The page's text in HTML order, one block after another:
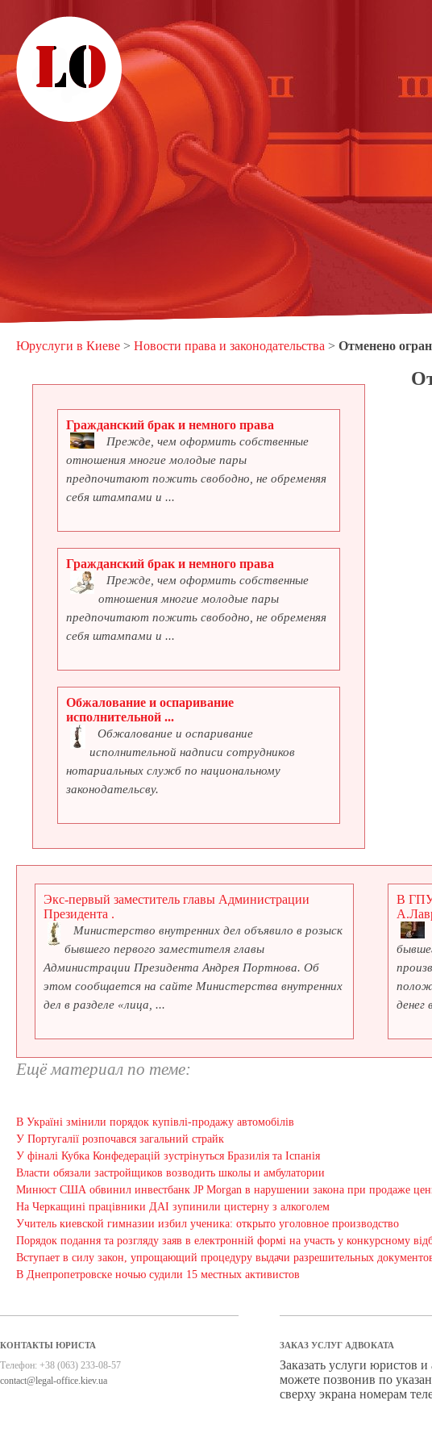
Юруслуги в Киеве > Новости права и законодательства > Отменено
Гражданский брак и немного права
Прежде, чем оформить собственные
отношения многие молодые пары
предпочитают пожить свободно, не обременяя
себя штампами и ...
Гражданский брак и немного права
Прежде, чем оформить собственные
отношения многие молодые пары
предпочитают пожить свободно, не обременяя
себя штампами и ...
Обжалование и оспаривание
исполнительной ...
Обжалование и оспаривание
исполнительной надписи сотрудников
нотариальных служб по национальному
законодательсву.
Экс-первый заместитель главы Администрации
Президента .
Министерство внутренних дел объявило в розыск
бывшего первого заместителя главы
Администрации Президента Андрея Портнова. Об
этом сообщается на сайте Министерства внутренних
дел в разделе «лица, ...
В ГПУ
денег
Ещё материал по теме:
В Україні змінили порядок купівлі-продажу автомобілів
У Португалії розпочався загальний страйк
У фіналі Кубка Конфедерацій зустрінуться Бразилія та Іспанія
Власти обязали застройщиков возводить школы и амбулатории
Минюст США обвинил инвестбанк JP Morgan в нарушении закона при продаже
На Черкащині працівники ДАІ зупинили цистерну з алкоголем
Учитель киевской гимназии избил ученика: открыто уголовное производство
Порядок подання та розгляду заяв в електронній формі на участь у конкурсному
Вступает в силу закон, упрощающий процедуру выдачи разрешительных
В Днепропетровске ночью судили 15 местных активистов
КОНТАКТЫ ЮРИСТА
Телефон: +38 (063) 233-08-57
contact@legal-office.kiev.ua
ЗАКАЗ УСЛУГ АДВОКАТА
Заказать услуги юристов
можете позвонив по
сверху экрана номерам